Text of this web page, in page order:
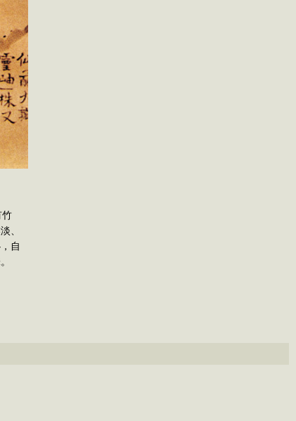
竹
、
自